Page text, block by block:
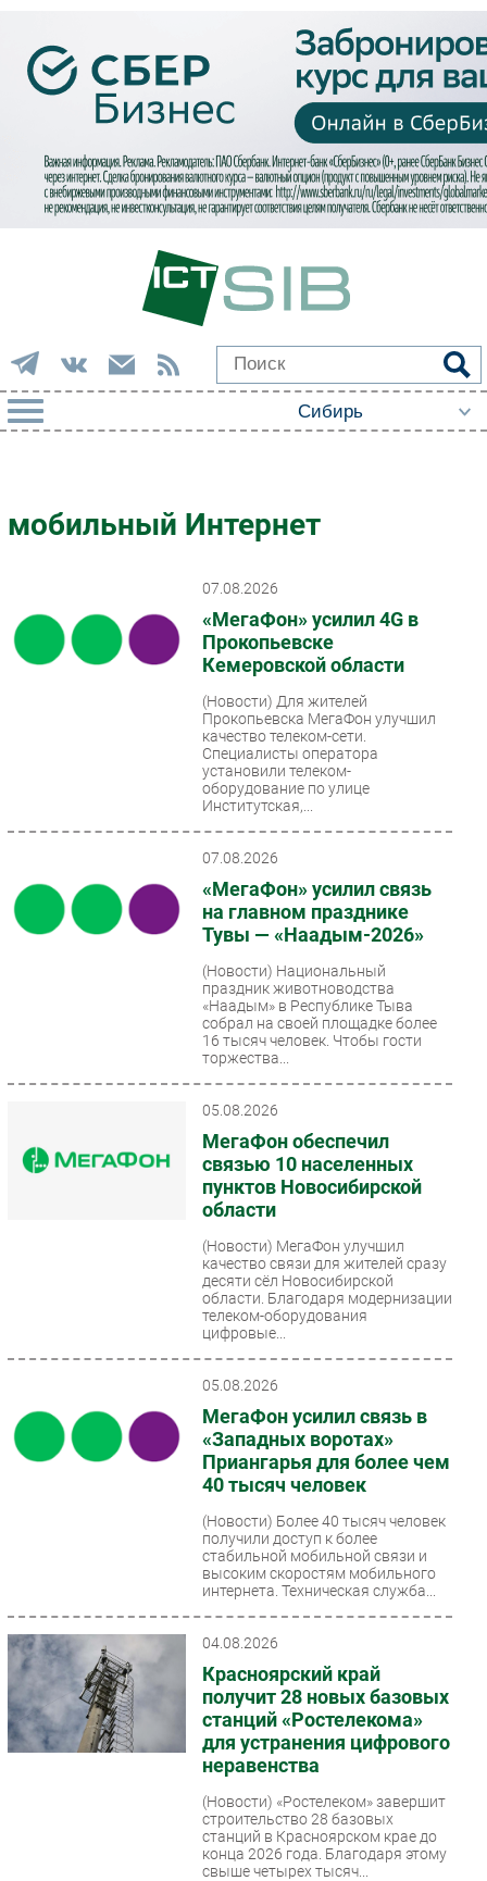
Импорто­замещение
Автоматизация Промышленности
Фиксированная связь
Интеграция
Кадры
Регулирование
Тестовый стенд
Каталог компаний
мобильный Интернет
07.08.2026
«МегаФон» усилил 4G в
Прокопьевске
Кемеровской области
(Новости) Для жителей
Прокопьевска МегаФон улучшил
качество телеком-сети.
Специалисты оператора
установили телеком-
оборудование по улице
Институтская,...
07.08.2026
«МегаФон» усилил связь
на главном празднике
Тувы — «Наадым-2026»
(Новости) Национальный
праздник животноводства
«Наадым» в Республике Тыва
собрал на своей площадке более
16 тысяч человек. Чтобы гости
торжества...
05.08.2026
МегаФон обеспечил
связью 10 населенных
пунктов Новосибирской
области
(Новости) МегаФон улучшил
качество связи для жителей сразу
десяти сёл Новосибирской
области. Благодаря модернизации
телеком-оборудования
цифровые...
05.08.2026
МегаФон усилил связь в
«Западных воротах»
Приангарья для более чем
40 тысяч человек
(Новости) Более 40 тысяч человек
получили доступ к более
стабильной мобильной связи и
высоким скоростям мобильного
интернета. Техническая служба...
04.08.2026
Красноярский край
получит 28 новых базовых
станций «Ростелекома»
для устранения цифрового
неравенства
(Новости) «Ростелеком» завершит
строительство 28 базовых
станций в Красноярском крае до
конца 2026 года. Благодаря этому
свыше четырех тысяч...